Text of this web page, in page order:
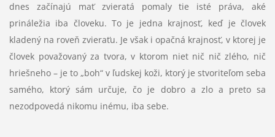
dnes začínajú mať zvieratá pomaly tie isté práva, aké
prináležia iba človeku. To je jedna krajnosť, keď je človek
kladený na roveň zvieraťu. Je však i opačná krajnosť, v ktorej je
človek považovaný za tvora, v ktorom niet nič nič zlého, nič
hriešneho – je to „boh“ v ľudskej koži, ktorý je stvoriteľom seba
samého, ktorý sám určuje, čo je dobro a zlo a preto sa
nezodpovedá nikomu inému, iba sebe.